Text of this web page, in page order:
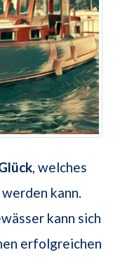
, welches
kann.
kann sich
erfolgreichen